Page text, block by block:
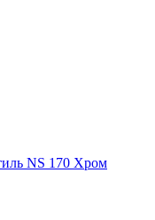
NS 170 Хром